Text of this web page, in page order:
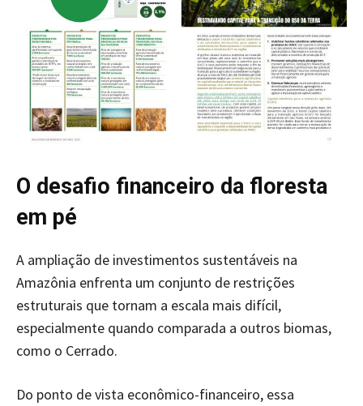
O desafio financeiro da floresta
em pé
A ampliação de investimentos sustentáveis na
Amazônia enfrenta um conjunto de restrições
estruturais que tornam a escala mais difícil,
especialmente quando comparada a outros biomas,
como o Cerrado.
Do ponto de vista econômico-financeiro, essa